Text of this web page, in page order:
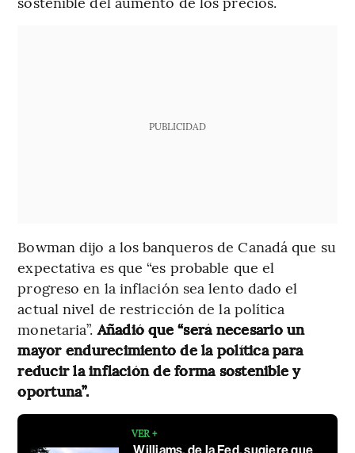
PUBLICIDAD
Bowman dijo a los banqueros de Canadá que su
expectativa es que “es probable que el
progreso en la inflación sea lento dado el
actual nivel de restricción de la política
monetaria”.Añadió que “será necesario un
mayor endurecimiento de la política para
reducir la inflación de forma sostenible y
oportuna”.
VER +